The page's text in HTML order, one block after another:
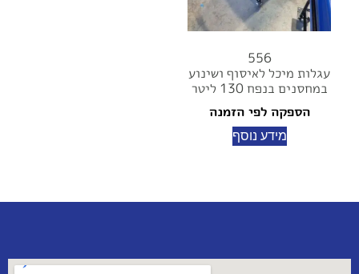
556
עגלות מיכל לאיסוף ושינוע
במחסנים בנפח 130 ליטר
הספקה לפי הזמנה
מידע נוסף